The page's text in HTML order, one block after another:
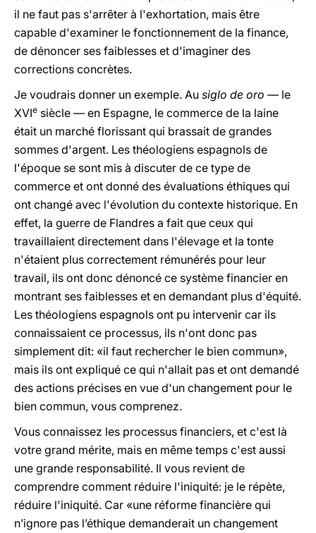
il ne faut pas s'arrêter à l'exhortation, mais être
capable d'examiner le fonctionnement de la finance,
de dénoncer ses faiblesses et d'imaginer des
corrections concrètes.
Je voudrais donner un exemple. Au siglo de oro — le
XVIe siècle — en Espagne, le commerce de la laine
était un marché florissant qui brassait de grandes
sommes d'argent. Les théologiens espagnols de
l'époque se sont mis à discuter de ce type de
commerce et ont donné des évaluations éthiques qui
ont changé avec l'évolution du contexte historique. En
effet, la guerre de Flandres a fait que ceux qui
travaillaient directement dans l'élevage et la tonte
n'étaient plus correctement rémunérés pour leur
travail, ils ont donc dénoncé ce système financier en
montrant ses faiblesses et en demandant plus d'équité.
Les théologiens espagnols ont pu intervenir car ils
connaissaient ce processus, ils n'ont donc pas
simplement dit: «il faut rechercher le bien commun»,
mais ils ont expliqué ce qui n'allait pas et ont demandé
des actions précises en vue d'un changement pour le
bien commun, vous comprenez.
Vous connaissez les processus financiers, et c'est là
votre grand mérite, mais en même temps c'est aussi
une grande responsabilité. Il vous revient de
comprendre comment réduire l'iniquité: je le répète,
réduire l'iniquité. Car «une réforme financière qui
n’ignore pas l’éthique demanderait un changement